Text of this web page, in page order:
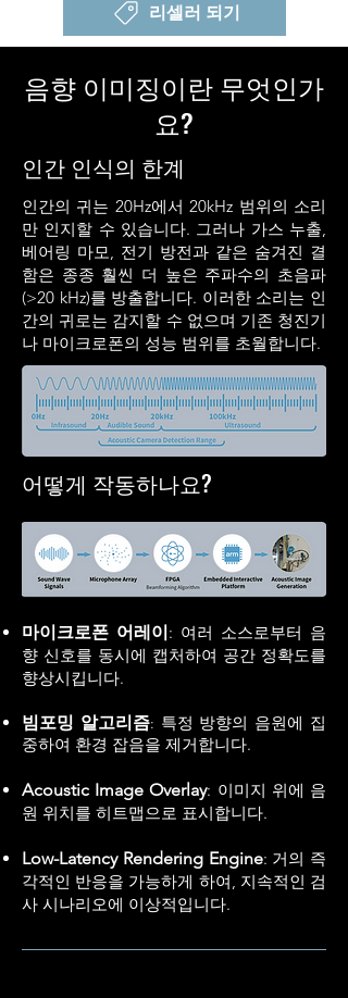
리셀러 되기
음향 이미징이란 무엇인가
요?
인간 인식의 한계
인간의 귀는 20Hz에서 20kHz 범위의 소리
만 인지할 수 있습니다. 그러나 가스 누출,
베어링 마모, 전기 방전과 같은 숨겨진 결
함은 종종 훨씬 더 높은 주파수의 초음파
(>20 kHz)를 방출합니다. 이러한 소리는 인
간의 귀로는 감지할 수 없으며 기존 청진기
나 마이크로폰의 성능 범위를 초월합니다.
어떻게 작동하나요?
마이크로폰 어레이: 여러 소스로부터 음
향 신호를 동시에 캡처하여 공간 정확도를
향상시킵니다.
빔포밍 알고리즘: 특정 방향의 음원에 집
중하여 환경 잡음을 제거합니다.
Acoustic Image Overlay: 이미지 위에 음
원 위치를 히트맵으로 표시합니다.
Low-Latency Rendering Engine: 거의 즉
각적인 반응을 가능하게 하여, 지속적인 검
사 시나리오에 이상적입니다.